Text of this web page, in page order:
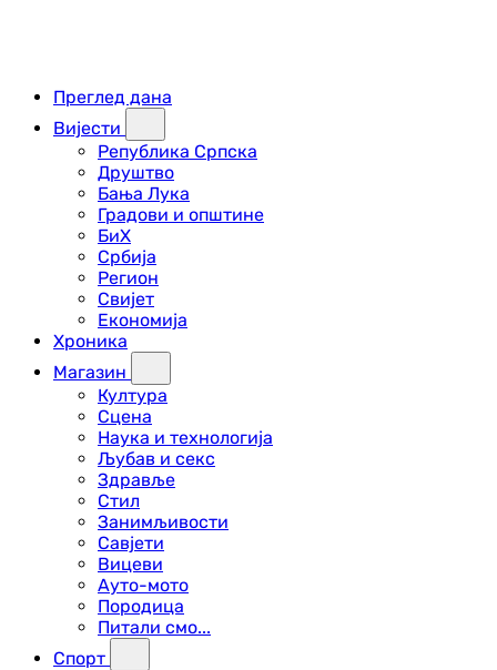
Преглед дана
Вијести
Република Српска
Друштво
Бања Лука
Градови и општине
БиХ
Србија
Регион
Свијет
Економија
Хроника
Магазин
Култура
Сцена
Наука и технологија
Љубав и секс
Здравље
Стил
Занимљивости
Савјети
Вицеви
Ауто-мото
Породица
Питали смо...
Спорт